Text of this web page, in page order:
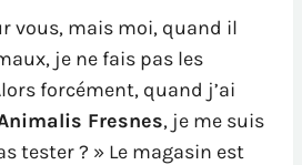
vous, mais moi, quand il
je ne fais pas les
forcément, quand j’ai
Fresnes, je me suis
tester ? » Le magasin est